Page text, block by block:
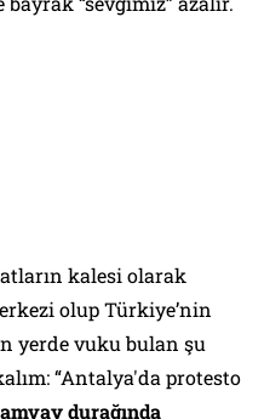
kalesi olarak
olup Türkiye’nin
yerde vuku bulan şu
“Antalya'da protesto
durağında